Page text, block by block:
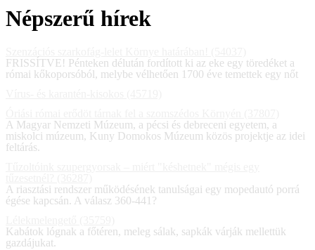
Népszerű hírek
FRISSÍTVE! Pénteken délután fordított ki az eke egy töredéket a
római kőkoporsóból, melybe vélhetően 1700 éve temettek egy nőt
A Magyar Nemzeti Múzeum, a pécsi és debreceni egyetem, a
miskolci múzeum, Kuny Domokos Múzeum közös projektje az idei
feltárás.
A riasztási rendszer működésének tanulságai egy mopedautó porrá
égése kapcsán. A válasz 360-441?
Kabátok lógnak a főtéren, meleg sálak, sapkák várják mellettük
gazdájukat.